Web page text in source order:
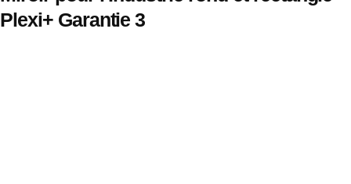
Plexi+ Garantie 3